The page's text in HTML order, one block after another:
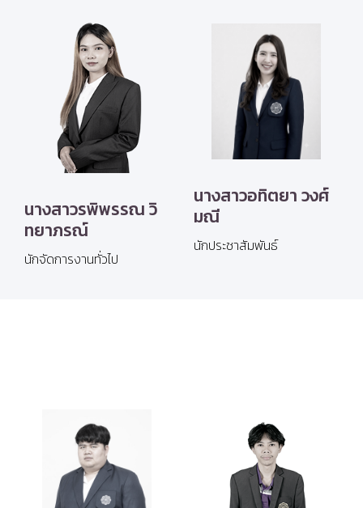
นางสาวรพิพรรณ วิ
ทยาภรณ์
นักจัดการงานทั่วไป
นางสาวอทิตยา วงศ์
มณี
นักประชาสัมพันธ์